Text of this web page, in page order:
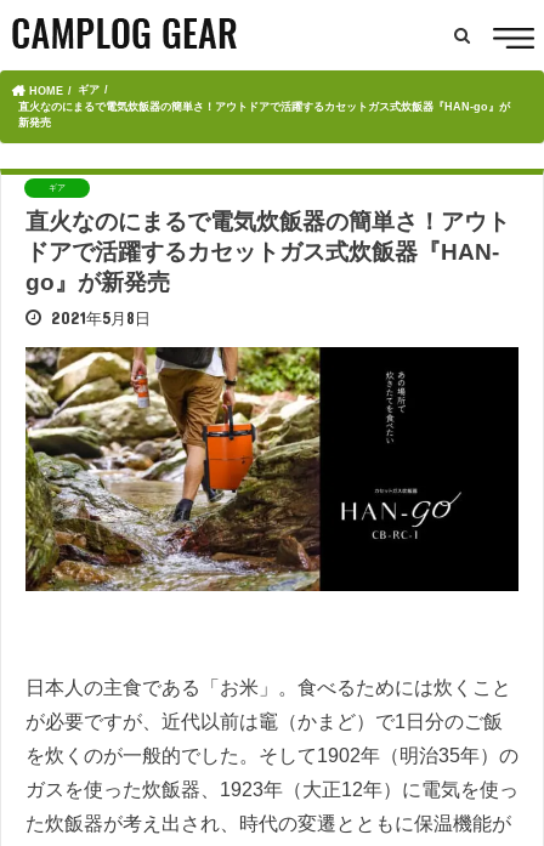
HOME
ギア
直火なのにまるで電気炊飯器の簡単さ！アウトドアで活躍するカセットガス式炊飯器『HAN-go』が
新発売
ギア
直火なのにまるで電気炊飯器の簡単さ！アウト
ドアで活躍するカセットガス式炊飯器『HAN-
go』が新発売
2021年5月8日
日本人の主食である「お米」。食べるためには炊くこと
が必要ですが、近代以前は竈（かまど）で1日分のご飯
を炊くのが一般的でした。そして1902年（明治35年）の
ガスを使った炊飯器、1923年（大正12年）に電気を使っ
た炊飯器が考え出され、時代の変遷とともに保温機能が